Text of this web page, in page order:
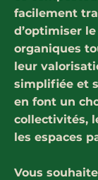
facilement
d’optimiser
organiques
leur
simplifiée et
en font un
collectivités,
les espaces
Vous